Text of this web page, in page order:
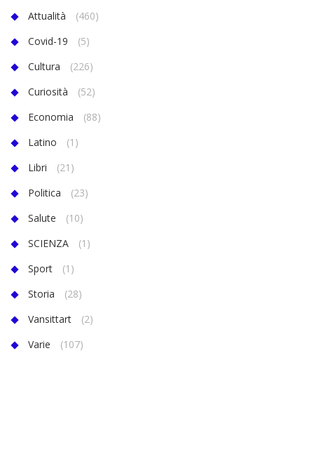
Attualità
(460)
Covid-19
(5)
Cultura
(226)
Curiosità
(52)
Economia
(88)
Latino
(1)
Libri
(21)
Politica
(23)
Salute
(10)
SCIENZA
(1)
Sport
(1)
Storia
(28)
Vansittart
(2)
Varie
(107)